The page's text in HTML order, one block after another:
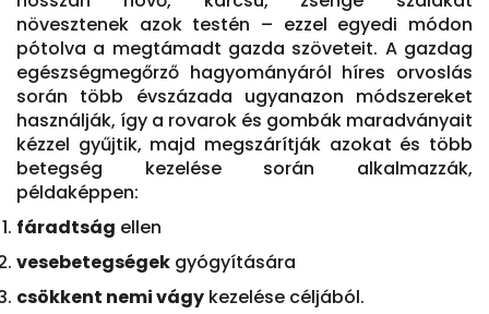
növesztenek azok testén – ezzel egyedi módon
pótolva a megtámadt gazda szöveteit. A gazdag
egészségmegőrző hagyományáról híres orvoslás
során több évszázada ugyanazon módszereket
használják, így a rovarok és gombák maradványait
kézzel gyűjtik, majd megszárítják azokat és több
betegség kezelése során alkalmazzák,
példaképpen:
fáradtság ellen
vesebetegségek gyógyítására
csökkent nemi vágy kezelése céljából.